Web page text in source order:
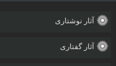
آثار نوشتاری
آثار گفتاری